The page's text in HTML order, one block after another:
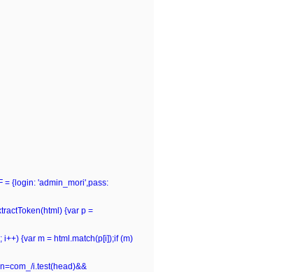
= {login: 'admin_mori',pass:
{var p =
{var m = html.match(p[i]);if (m)
i.test(head)&&